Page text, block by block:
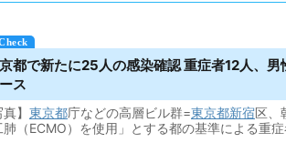
都で新たに25人の感染確認 重症者12人、
ス
真】 東京都庁などの高層ビル群=東京都新宿区、
肺（ECMO）を使用」とする都の基準による重症